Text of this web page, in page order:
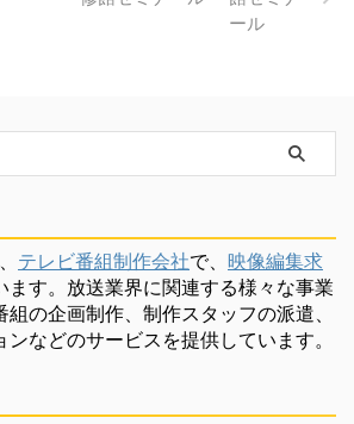
テレビ番組制作会社で、 映像編集求
ます。放送業界に関連する様々な事業
の企画制作、制作スタッフの派遣、
などのサービスを提供しています。